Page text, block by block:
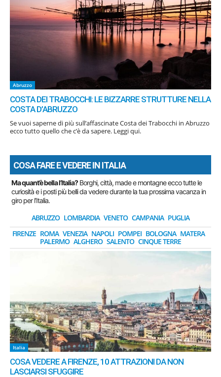
Abruzzo
COSTA DEI TRABOCCHI: LE BIZZARRE STRUTTURE NELLA
COSTA D’ABRUZZO
Se vuoi saperne di più sull’affascinate Costa dei Trabocchi in Abruzzo
ecco tutto quello che c’è da sapere. Leggi qui.
COSA FARE E VEDERE IN ITALIA
Ma quant’è bella l’Italia?Borghi, città, made e montagne ecco tutte le
curiosità e i posti più belli da vedere durante la tua prossima vacanza in
giro per l’Italia.
ABRUZZO LOMBARDIA VENETO CAMPANIA PUGLIA
FIRENZE ROMA VENEZIA NAPOLI POMPEI BOLOGNA MATERA
PALERMO ALGHERO SALENTO CINQUE TERRE
Italia
COSA VEDERE A FIRENZE, 10 ATTRAZIONI DA NON
LASCIARSI SFUGGIRE